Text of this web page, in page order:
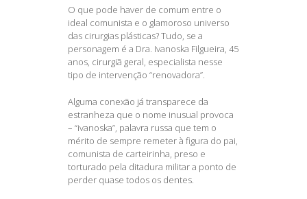
O que pode haver de comum entre o
ideal comunista e o glamoroso universo
das cirurgias plásticas? Tudo, se a
personagem é a Dra. Ivanoska Filgueira, 45
anos, cirurgiã geral, especialista nesse
tipo de intervenção “renovadora”.
Alguma conexão já transparece da
estranheza que o nome inusual provoca
– “ivanoska”, palavra russa que tem o
mérito de sempre remeter à figura do pai,
comunista de carteirinha, preso e
torturado pela ditadura militar a ponto de
perder quase todos os dentes.